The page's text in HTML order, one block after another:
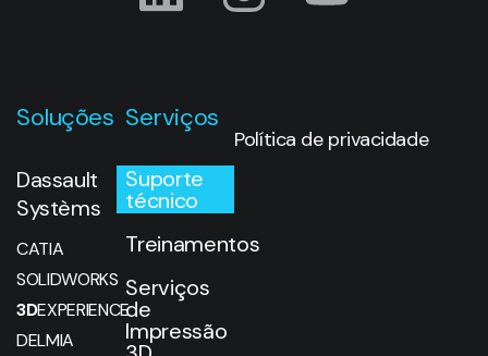
Soluções
Dassault
Systèms
CATIA
SOLIDWORKS
3DEXPERIENCE
DELMIA
Serviços
Suporte
técnico
Treinamentos
Serviços
de
Impressão
Política de privacidade